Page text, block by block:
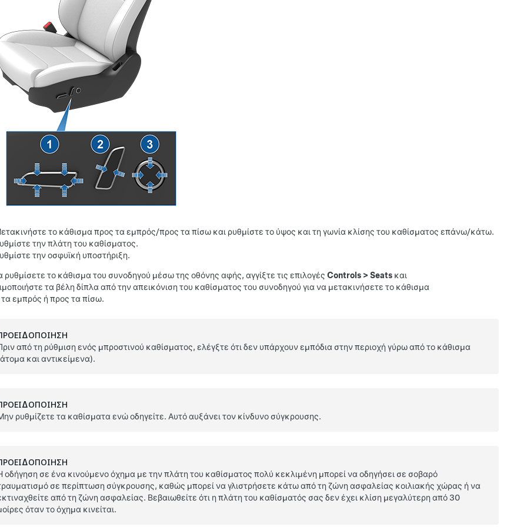
το κάθισμα προς τα εμπρός/προς τα πίσω και ρυθμίστε το ύψος και τη γωνία κλίσης του καθίσματος επάνω/κάτω.
την πλάτη του καθίσματος.
την οσφυϊκή υποστήριξη.
ρυθμίσετε το κάθισμα του συνοδηγού μέσω της οθόνης αφής, αγγίξτε τις επιλογές Controls > Seats και
τα βέλη δίπλα από την απεικόνιση του καθίσματος του συνοδηγού για να μετακινήσετε το κάθισμα
εμπρός ή προς τα πίσω.
από τη ρύθμιση ενός μπροστινού καθίσματος, ελέγξτε ότι δεν υπάρχουν εμπόδια στην περιοχή γύρω από το κάθισμα
και αντικείμενα).
ρυθμίζετε τα καθίσματα ενώ οδηγείτε. Αυτό αυξάνει τον κίνδυνο σύγκρουσης.
οδήγηση σε ένα κινούμενο όχημα με την πλάτη του καθίσματος πολύ κεκλιμένη μπορεί να οδηγήσει σε σοβαρό
σε περίπτωση σύγκρουσης, καθώς μπορεί να γλιστρήσετε κάτω από τη ζώνη ασφαλείας κοιλιακής χώρας ή να
από τη ζώνη ασφαλείας. Βεβαιωθείτε ότι η πλάτη του καθίσματός σας δεν έχει κλίση μεγαλύτερη από 30
όταν το όχημα κινείται.